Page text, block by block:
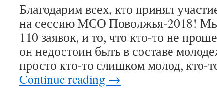
Благодарим всех, кто принял
на сессию МСО Поволжья-2018!
110 заявок, и то, что кто-то не
он недостоин быть в составе
просто кто-то слишком молод, кто-
Continue reading →